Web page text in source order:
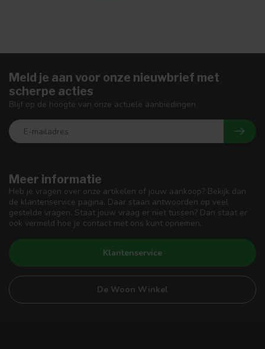
Meer informatie
Heb je vragen over onze artikelen of jouw aankoop? Bekijk dan
de klantenservice pagina. Daar staan antwoorden op veel
gestelde vragen. Staat jouw vraag er niet tussen? Dan staat er
ook vermeld hoe je contact met ons kunt opnemen.
Klantenservice
De Woon Winkel
Meld je aan voor onze nieuwbrief met
scherpe acties
Blijf op de hoogte van onze actuele aanbiedingen